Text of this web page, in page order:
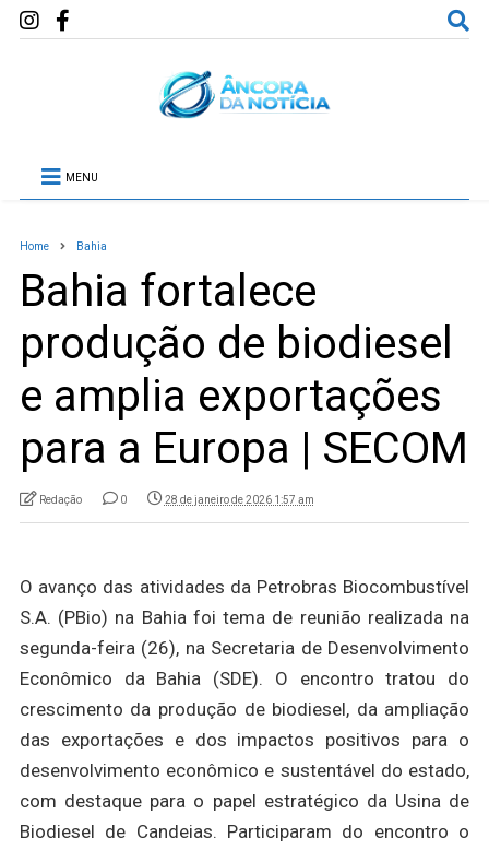
MENU
Home Bahia
Bahia fortalece
produção de biodiesel
e amplia exportações
para a Europa | SECOM
Redação 0 28 de janeiro de 2026 1:57 am
O avanço das atividades da Petrobras Biocombustível
S.A. (PBio) na Bahia foi tema de reunião realizada na
segunda-feira (26), na Secretaria de Desenvolvimento
Econômico da Bahia (SDE). O encontro tratou do
crescimento da produção de biodiesel, da ampliação
das exportações e dos impactos positivos para o
desenvolvimento econômico e sustentável do estado,
com destaque para o papel estratégico da Usina de
Biodiesel de Candeias. Participaram do encontro o